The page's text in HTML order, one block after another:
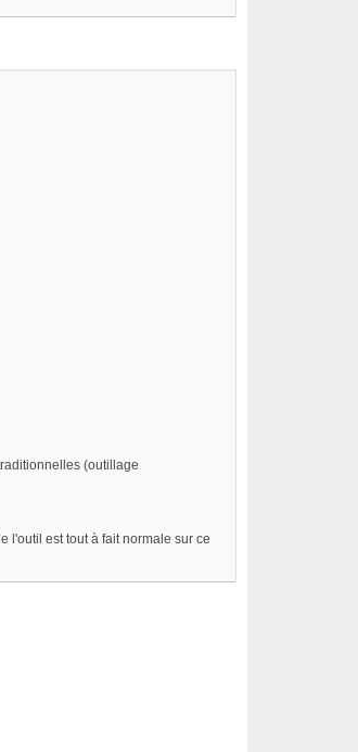
(outillage
l'outil est tout à fait normale sur ce